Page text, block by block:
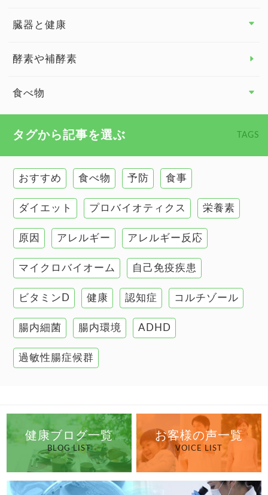
臓器と健康
臓器と健康 トップ
慢性疲労
甲状腺
肌
肝臓の健康
腸の健康
自己免疫疾患
高血圧
酵素や補酵素
食べ物
タグから記事を選ぶ TAGS
おすすめ 食べ物 予防 食事
ダイエット プロバイオティクス 栄養素
原因 アレルギー アレルギー反応
マイクロバイオーム 自己免疫疾患
ビタミンD 健康 認知症 コルチゾール
腸内細菌 腸内環境 ADHD
過敏性腸症候群
健康ブログ一覧
BLOG LIST
お客様の声一覧
VOICE LIST